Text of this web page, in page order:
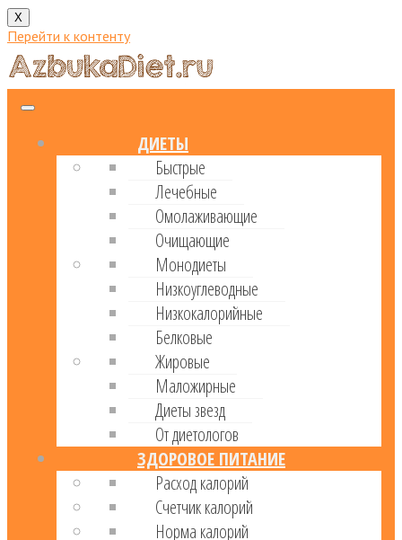
X
Перейти к контенту
ДИЕТЫ
Быстрые
Лечебные
Омолаживающие
Очищающие
Монодиеты
Низкоуглеводные
Низкокалорийные
Белковые
Жировые
Маложирные
Диеты звезд
От диетологов
ЗДОРОВОЕ ПИТАНИЕ
Расход калорий
Cчетчик калорий
Норма калорий